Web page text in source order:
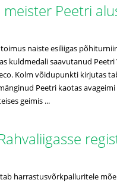
Peetri
naiste esiliigas
kuldmedali saavutanud
Kolm võidupunkti kirjutas
Peetri kaotas
geimis ...
harrastusvõrkpalluritele